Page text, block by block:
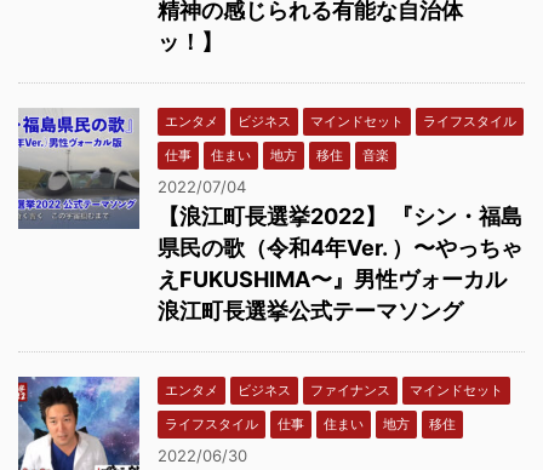
精神の感じられる有能な自治体
ッ！】
エンタメ ビジネス マインドセット
ライフスタイル
仕事
住まい 地方 移住 音楽
2022/07/04
【浪江町長選挙2022】 『シン・福島
県民の歌（令和4年Ver. ）〜やっちゃ
えFUKUSHIMA〜』男性ヴォーカル
浪江町長選挙公式テーマソング
エンタメ ビジネス ファイナンス
マインドセット
ライフスタイル
仕事 住まい 地方 移住
2022/06/30